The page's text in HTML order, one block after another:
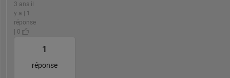
3 ans il
y a | 1
réponse
| 0
1
réponse